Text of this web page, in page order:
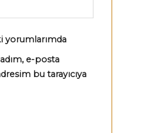
yorumlarımda
e-posta
bu tarayıcıya